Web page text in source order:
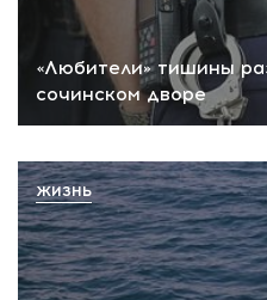
«Любители» тишины
сочинском дворе
ЖИЗНЬ